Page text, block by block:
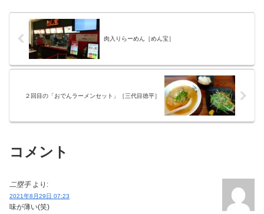
肉入りらーめん［めん宝］
２回目の「おでんラーメンセット」［三代目徳平］
コメント
二塁手 より:
2021年8月29日 07:23
味が薄い(笑)